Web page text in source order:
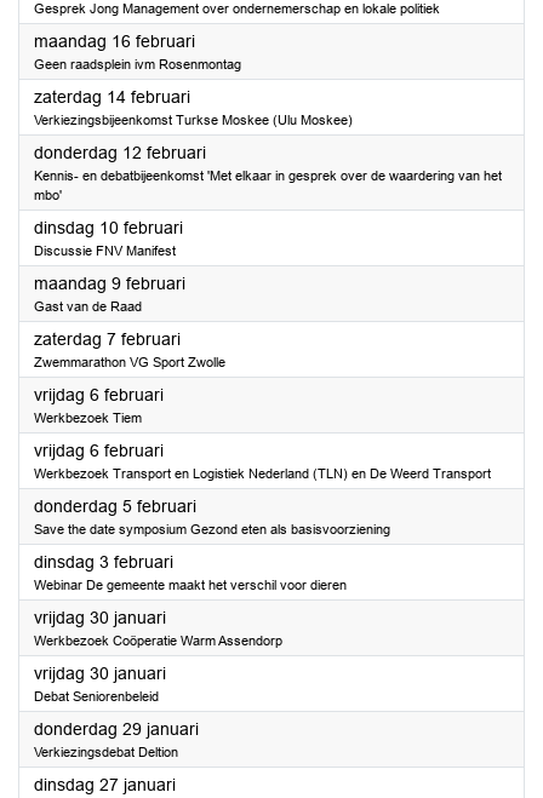
Gesprek Jong Management over ondernemerschap en lokale politiek
maandag 16 februari2026
Geen raadsplein ivm Rosenmontag
zaterdag 14 februari2026
Verkiezingsbijeenkomst Turkse Moskee (Ulu Moskee)
donderdag 12 februari2026
Kennis- en debatbijeenkomst 'Met elkaar in gesprek over de waardering van het
mbo'
dinsdag 10 februari2026
Discussie FNV Manifest
maandag 9 februari2026
Gast van de Raad
zaterdag 7 februari2026
Zwemmarathon VG Sport Zwolle
vrijdag 6 februari2026
Werkbezoek Tiem
vrijdag 6 februari2026
Werkbezoek Transport en Logistiek Nederland (TLN) en De Weerd Transport
donderdag 5 februari2026
Save the date symposium Gezond eten als basisvoorziening
dinsdag 3 februari2026
Webinar De gemeente maakt het verschil voor dieren
vrijdag 30 januari2026
Werkbezoek Coöperatie Warm Assendorp
vrijdag 30 januari2026
Debat Seniorenbeleid
donderdag 29 januari2026
Verkiezingsdebat Deltion
dinsdag 27 januari2026